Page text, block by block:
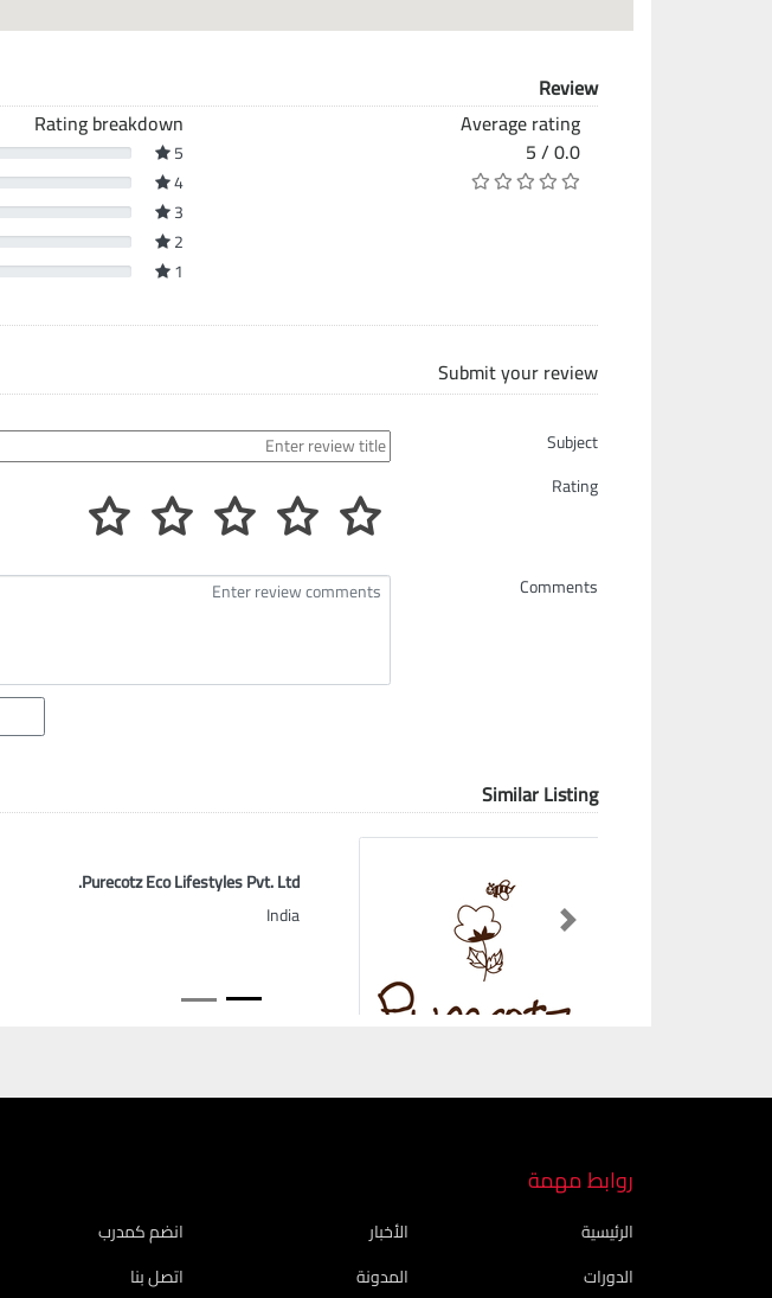
Review
Average rating
0.0 / 5
Rating breakdown
5
4
3
2
1
Submit your review
Subject
Rating
Comments
Similar Listing
Purecotz Eco Lifestyles Pvt. Ltd.
India
Next
روابط مهمة
الرئيسية
الدورات
الأخبار
المدونة
انضم كمدرب
اتصل بنا